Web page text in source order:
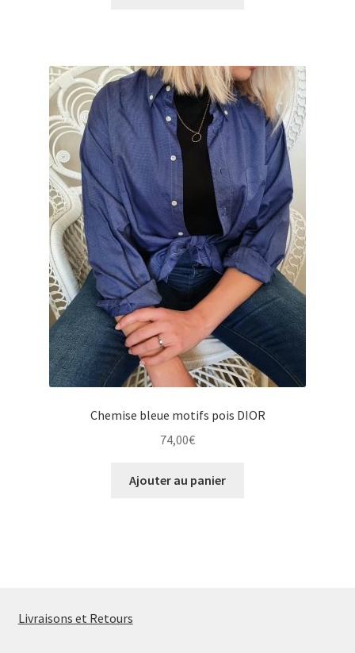
Chemise bleue motifs pois DIOR
74,00€
Ajouter au panier
Livraisons et Retours